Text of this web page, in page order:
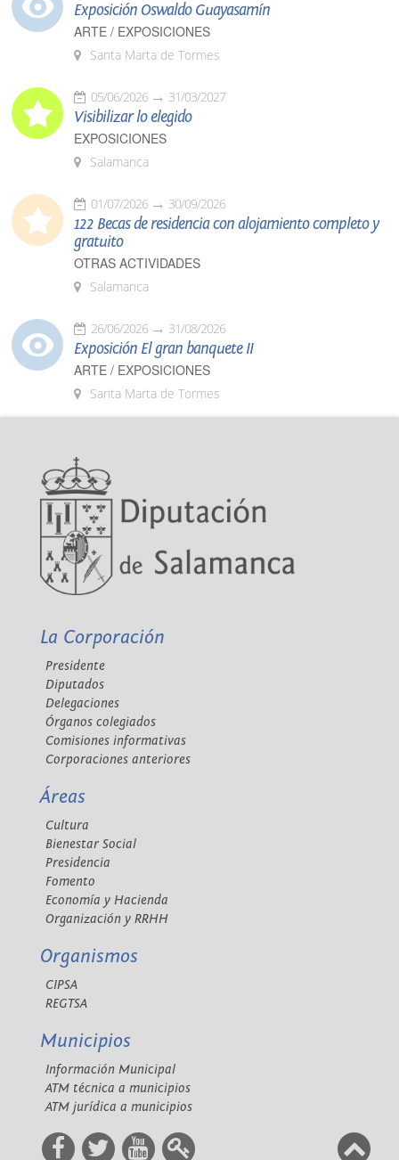
Exposición Oswaldo Guayasamín
ARTE / EXPOSICIONES
Santa Marta de Tormes
05/06/2026 31/03/2027
Visibilizar lo elegido
EXPOSICIONES
Salamanca
01/07/2026 30/09/2026
122 Becas de residencia con alojamiento completo y
gratuito
OTRAS ACTIVIDADES
Salamanca
26/06/2026 31/08/2026
Exposición El gran banquete II
ARTE / EXPOSICIONES
Santa Marta de Tormes
La Corporación
Presidente
Diputados
Delegaciones
Órganos colegiados
Comisiones informativas
Corporaciones anteriores
Áreas
Cultura
Bienestar Social
Presidencia
Fomento
Economía y Hacienda
Organización y RRHH
Organismos
CIPSA
REGTSA
Municipios
Información Municipal
ATM técnica a municipios
ATM jurídica a municipios